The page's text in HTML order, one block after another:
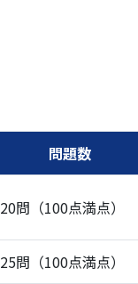
問題数
20問（100点満点）
25問（100点満点）